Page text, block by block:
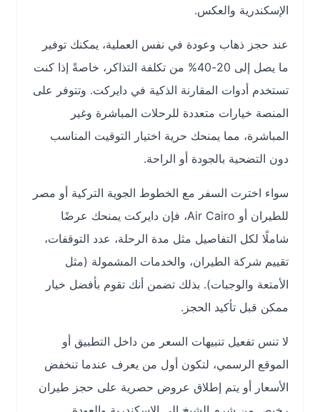
الإسكندريةوالعكس.
عند حجز ذهاب وعودة في نفس العملية، يمكنك توفير
ما يصل إلى 20-40% من تكلفة التذاكر، خاصةً إذا كنت
تستخدم أدوات المقارنة الذكية في دايركت. وتتوفر على
المنصة خيارات متعددة للرحلات المباشرة وغير
المباشرة، مما يمنحك حرية اختيار التوقيت المناسب
دون التضحية بالجودة أو الراحة.
سواء اخترت السفر معالخطوط الجوية التركيةأومصر
للطيرانأو Air Cairo، فإن دايركت يمنحك عرضًا
شاملًا لكل التفاصيل مثل مدة الرحلة، عدد التوقفات،
تقييم شركة الطيران، والخدمات المشمولة(مثل
الأمتعة والوجبات). بذلك تضمن أنك تقوم بأفضل خيار
ممكن قبل تأكيد الحجز.
لا تنس تفعيل تنبيهات السعر من داخل التطبيق أو
الموقع الرسمي، لتكون أول من يعرف عندما تنخفض
الأسعار أو يتم إطلاق عروض حصرية علىحجز طيران